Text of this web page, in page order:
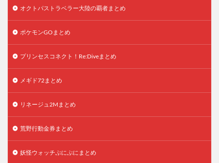
オクトパストラベラー大陸の覇者まとめ
ポケモンGOまとめ
プリンセスコネクト！Re:Diveまとめ
メギド72まとめ
リネージュ2Mまとめ
荒野行動金券まとめ
妖怪ウォッチぷにぷにまとめ